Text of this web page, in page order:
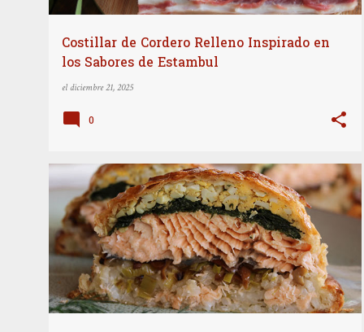
Costillar de Cordero Relleno Inspirado en
los Sabores de Estambul
el diciembre 21, 2025
0
COCINA INTERNACIONAL PLATOS PRINCIPALES +
RECETAS